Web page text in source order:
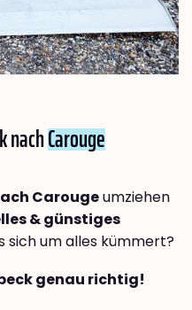
nachCarouge
Carougeumziehen
& günstiges
sich um alles kümmert?
genau richtig!